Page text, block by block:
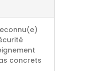
concrets